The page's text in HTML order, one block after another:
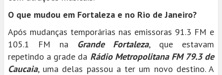
O que mudou em Fortaleza e no Rio de Janeiro?
Após mudanças temporárias nas emissoras 91.3 FM e
105.1 FM na
Grande Fortaleza, que estavam
repetindo a grade da Rádio Metropolitana FM 79.3 de
Caucaia, uma delas passou a ter um novo destino. A